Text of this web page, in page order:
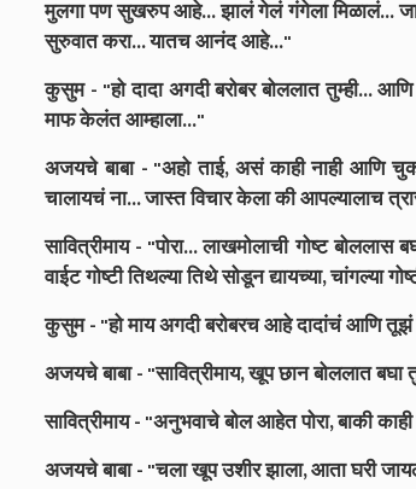
मुलगा पण सुखरुप आहे... झालं गेलं गंगेला मिळालं...
सुरुवात करा... यातच आनंद आहे..."
कुसुम - "हो दादा अगदी बरोबर बोललात तुम्ही...
माफ केलंत आम्हाला..."
अजयचे बाबा - "अहो ताई, असं काही नाही आणि
चालायचं ना... जास्त विचार केला की आपल्यालाच
सावित्रीमाय - "पोरा... लाखमोलाची गोष्ट
वाईट गोष्टी तिथल्या तिथे सोडून द्यायच्या, चांगल्या
कुसुम - "हो माय अगदी बरोबरच आहे दादांचं आणि
अजयचे बाबा - "सावित्रीमाय, खूप छान बोललात बघा
सावित्रीमाय - "अनुभवाचे बोल आहेत पोरा, बाकी
अजयचे बाबा - "चला खूप उशीर झाला, आता घरी